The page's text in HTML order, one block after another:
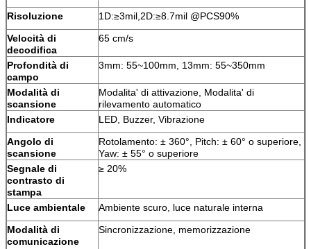
Risoluzione
1D:≥3mil,2D:≥8.7mil @PCS90%
Velocità di
decodifica
65 cm/s
Profondità di
campo
3mm: 55~100mm, 13mm: 55~350mm
Modalità di
scansione
Modalita' di attivazione, Modalita' di
rilevamento automatico
Indicatore
LED, Buzzer, Vibrazione
Angolo di
scansione
Rotolamento: ± 360°, Pitch: ± 60° o superiore,
Yaw: ± 55° o superiore
Segnale di
contrasto di
stampa
≥ 20%
Luce ambientale
Ambiente scuro, luce naturale interna
Modalità di
comunicazione
Sincronizzazione, memorizzazione